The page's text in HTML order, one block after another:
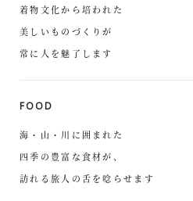
着物文化から培われた
美しいものづくりが
常に人を魅了します
FOOD
海・山・川に囲まれた
四季の豊富な食材が、
訪れる旅人の舌を唸らせます